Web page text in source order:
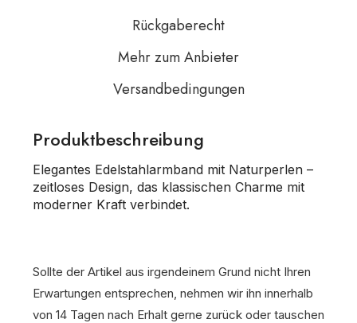
Rückgaberecht
Mehr zum Anbieter
Versandbedingungen
Produktbeschreibung
Elegantes Edelstahlarmband mit Naturperlen –
zeitloses Design, das klassischen Charme mit
moderner Kraft verbindet.
Sollte der Artikel aus irgendeinem Grund nicht Ihren
Erwartungen entsprechen, nehmen wir ihn innerhalb
von 14 Tagen nach Erhalt gerne zurück oder tauschen